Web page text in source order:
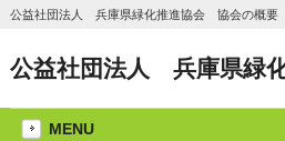
公益社団法人 兵庫県緑化推進協会 協会の概要
公益社団法人 兵庫県緑
MENU